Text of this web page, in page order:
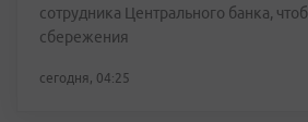
сотрудника Центрального банка,
сбережения
сегодня, 04:25